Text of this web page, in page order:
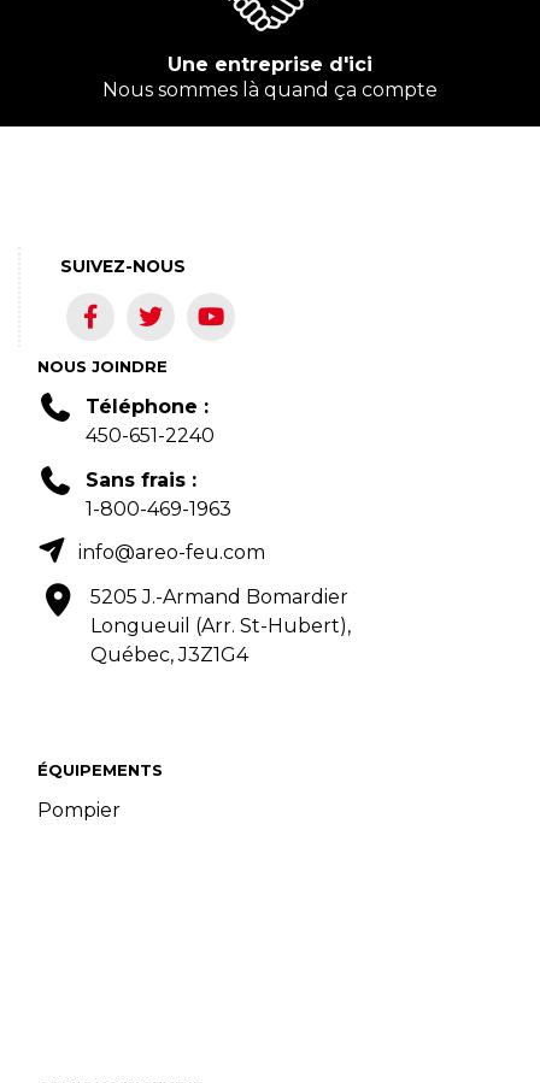
Une entreprise d'ici
Nous sommes là quand ça compte
ÉQUIPEMENTS
Pompier
NOUS JOINDRE
Téléphone :
450-651-2240
Sans frais :
1-800-469-1963
info@areo-feu.com
5205 J.-Armand Bomardier
Longueuil (Arr. St-Hubert),
Québec, J3Z1G4
SUIVEZ-NOUS